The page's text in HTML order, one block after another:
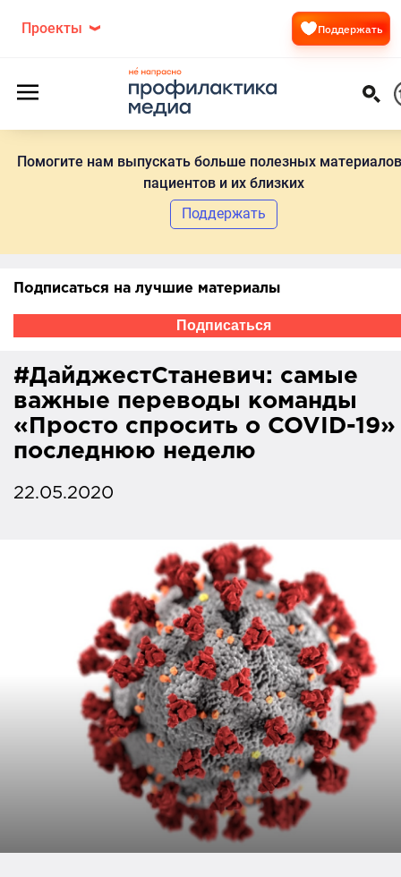
Помогите нам выпускать больше полезных
пациентов и их близких
Поддержать
Проекты Поддержать
Подписаться на лучшие материалы
Подписаться
#ДайджестСтаневич: самые
важные переводы команды
«Просто спросить о COVID-19»
последнюю неделю
22.05.2020